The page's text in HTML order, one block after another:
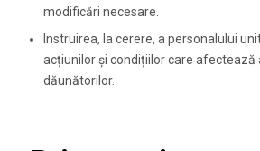
modificări necesare.
Instruirea, la cerere, a personalului
acțiunilor și condițiilor care afectează
dăunătorilor.